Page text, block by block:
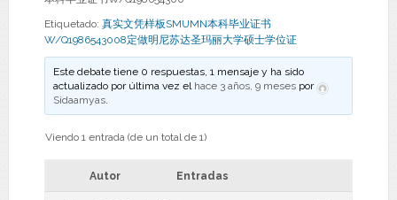
Etiquetado: 真实文凭样板SMUMN本科毕业证书
W/Q1986543008定做明尼苏达圣玛丽大学硕士学位证
Este debate tiene 0 respuestas, 1 mensaje y ha sido
actualizado por última vez el hace 3 años, 9 meses por
Sidaamyas.
Viendo 1 entrada (de un total de 1)
Autor Entradas